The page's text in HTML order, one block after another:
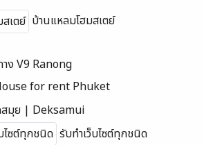
บ้านแหลมโฮมสเตย์
าง V9 Ranong
for rent Phuket
สมุย | Deksamui
รับทำเว็บไซต์ทุกชนิด